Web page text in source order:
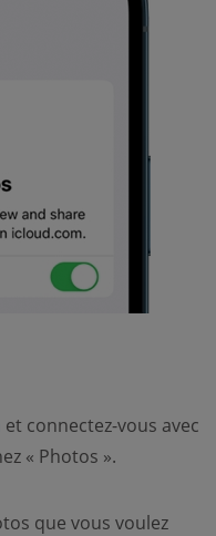
et connectez-vous avec
« Photos ».
que vous voulez